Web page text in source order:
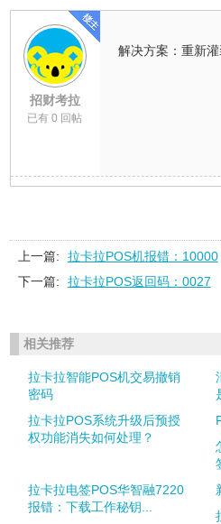
招财考拉
已有 0 回帖
解决方案：重新灌
上一篇:
拉卡拉POS机报错：10000
下一篇:
拉卡拉POS返回码：0027
相关推荐
拉卡拉智能POS机交易撤销
密码
拉卡拉POS系统升级后预授
权功能消失如何处理？
拉卡拉电签POS华智融7220
报错：下载工作秘钥...